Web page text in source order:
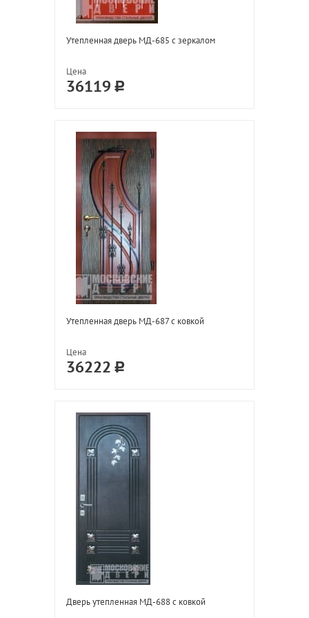
Утепленная дверь МД-685 с зеркалом
Цена
36119
Утепленная дверь МД-687 с ковкой
Цена
36222
Дверь утепленная МД-688 с ковкой